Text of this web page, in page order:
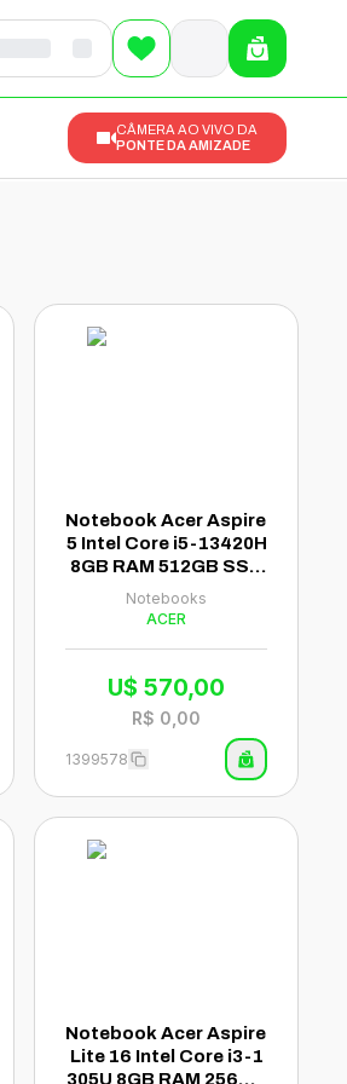
CÂMERA AO VIVO DA
PONTE DA AMIZADE
Notebook Acer Aspire
5 Intel Core i5-13420H
8GB RAM 512GB SSD
Tela 15.6" Full HD Tou
ch Windows 11 Inglês
Notebooks
ACER
U$ 570,00
R$ 0,00
1399578
Notebook Acer Aspire
Lite 16 Intel Core i3-1
305U 8GB RAM 256GB